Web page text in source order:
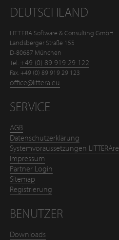
DEUTSCHLAND
LITTERA Software & Consulting GmbH
Landsberger Straße 155
D-80687 München
Tel.+49 (0) 89 919 29 122
Fax. +49 (0) 89 919 29 123
office@littera.eu
SERVICE
AGB
Datenschutzerklärung
Systemvoraussetzungen LITTERAre
Impressum
Partner Login
Sitemap
Registrierung
BENUTZER
Downloads